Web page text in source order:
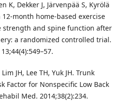
K, Dekker J, Järvenpää S, Kyrölä
12-month home-based exercise
strength and spine function after
a randomized controlled trial.
JH, Lee TH, Yuk JH. Trunk
Factor for Nonspecific Low Back
Med. 2014;38(2):234.